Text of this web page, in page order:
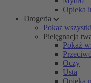
Opieka
Drogeria
Pokaż
Pielęgnacja
Pokaż
Oczy
Usta
Opieka